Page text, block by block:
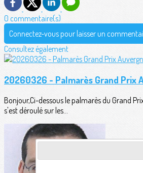
0 commentaire(s)
Connectez-vous pour laisser un
Consultez également
20260326 - Palmarès Grand Prix
Bonjour,Ci-dessous le palmarès du Grand
s'est déroulé sur les...